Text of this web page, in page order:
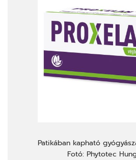
Patikában kapható
Fotó: Phytotec